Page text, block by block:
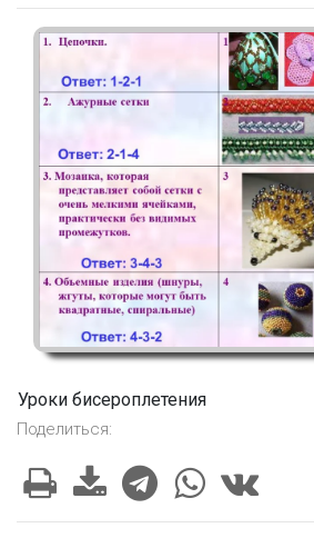
Уроки бисероплетения
Поделиться: